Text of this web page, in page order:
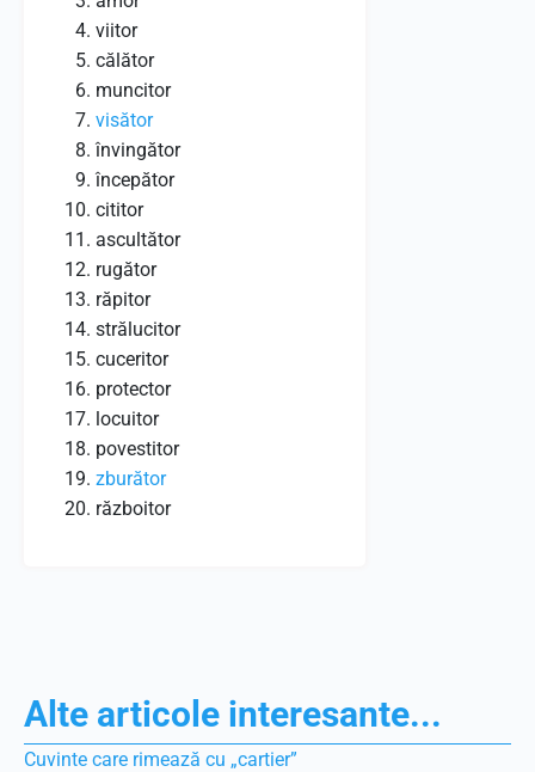
viitor
călător
muncitor
visător
învingător
începător
cititor
ascultător
rugător
răpitor
strălucitor
cuceritor
protector
locuitor
povestitor
zburător
războitor
Alte articole interesante...
Cuvinte care rimează cu „cartier”